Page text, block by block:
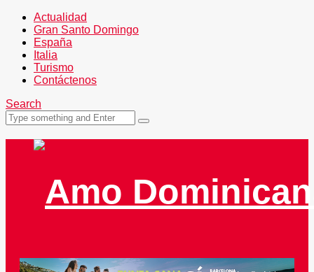
Actualidad
Gran Santo Domingo
España
Italia
Turismo
Contáctenos
Search